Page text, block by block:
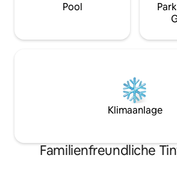
Pool
Klimaanlage
Familienfreundliche